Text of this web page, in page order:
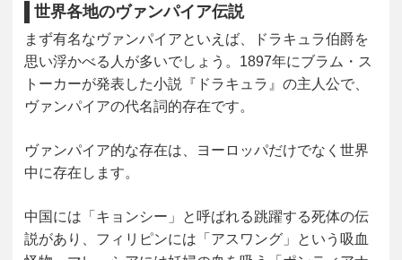
世界各地のヴァンパイア伝説
まず有名なヴァンパイアといえば、ドラキュラ伯爵を
思い浮かべる人が多いでしょう。1897年にブラム・ス
トーカーが発表した小説『ドラキュラ』の主人公で、
ヴァンパイアの代名詞的存在です。
ヴァンパイア的な存在は、ヨーロッパだけでなく世界
中に存在します。
中国 には「キョンシー」と呼ばれる跳躍する死体の伝
説があり、 フィリピンには「アスワング」という吸血